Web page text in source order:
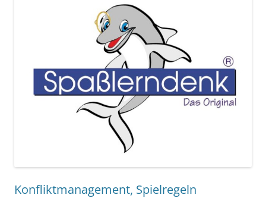
Konfliktmanagement, Spielregeln